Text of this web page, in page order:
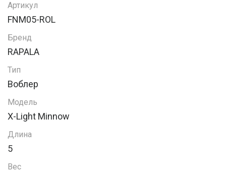
Артикул
FNM05-ROL
Бренд
RAPALA
Тип
Воблер
Модель
X-Light Minnow
Длина
5
Вес